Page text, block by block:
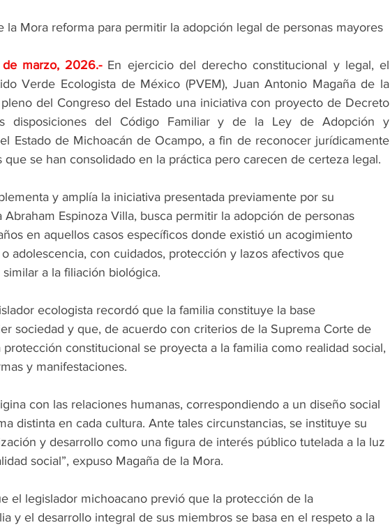
la Mora reforma para permitir la adopción legal de personas mayores
de marzo, 2026.- En ejercicio del derecho constitucional y legal, el
Verde Ecologista de México (PVEM), Juan Antonio Magaña de la
del Congreso del Estado una iniciativa con proyecto de Decreto
disposiciones del Código Familiar y de la Ley de Adopción y
Estado de Michoacán de Ocampo, a fin de reconocer jurídicamente
que se han consolidado en la práctica pero carecen de certeza legal.
y amplía la iniciativa presentada previamente por su
Espinoza Villa, busca permitir la adopción de personas
en aquellos casos específicos donde existió un acogimiento
adolescencia, con cuidados, protección y lazos afectivos que
a la filiación biológica.
ecologista recordó que la familia constituye la base
sociedad y que, de acuerdo con criterios de la Suprema Corte de
constitucional se proyecta a la familia como realidad social,
y manifestaciones.
con las relaciones humanas, correspondiendo a un diseño social
distinta en cada cultura. Ante tales circunstancias, se instituye su
y desarrollo como una figura de interés público tutelada a la luz
social”, expuso Magaña de la Mora.
el legislador michoacano previó que la protección de la
y el desarrollo integral de sus miembros se basa en el respeto a la